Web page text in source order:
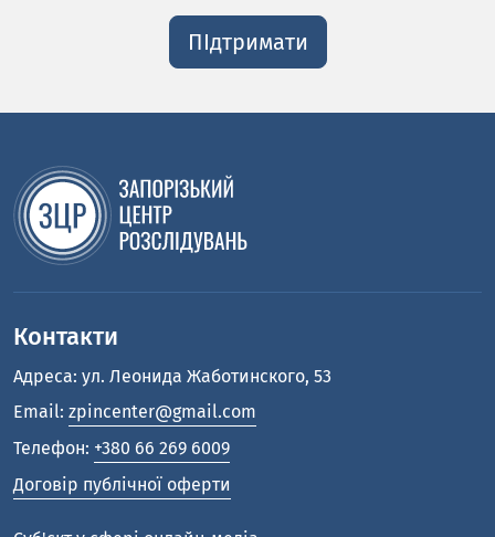
ПІдтримати
Контакти
Адреса: ул. Леонида Жаботинского, 53
Email: zpincenter@gmail.com
Телефон: +380 66 269 6009
Договір публічної оферти